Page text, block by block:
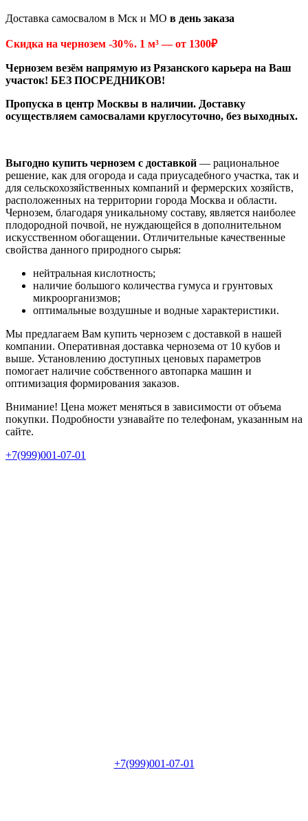
Доставка самосвалом в Мск и МО в день заказа
Скидка на чернозем -30%. 1 м³ — от 1300₽
Чернозем везём напрямую из Рязанского карьера на Ваш
участок! БЕЗ ПОСРЕДНИКОВ!
Пропуска в центр Москвы в наличии. Доставку
осуществляем самосвалами круглосуточно, без выходных.
Выгодно купить чернозем с доставкой — рациональное
решение, как для огорода и сада приусадебного участка, так и
для сельскохозяйственных компаний и фермерских хозяйств,
расположенных на территории города Москва и области.
Чернозем, благодаря уникальному составу, является наиболее
плодородной почвой, не нуждающейся в дополнительном
искусственном обогащении. Отличительные качественные
свойства данного природного сырья:
нейтральная кислотность;
наличие большого количества гумуса и грунтовых
микроорганизмов;
оптимальные воздушные и водные характеристики.
Мы предлагаем Вам купить чернозем с доставкой в нашей
компании. Оперативная доставка чернозема от 10 кубов и
выше. Установлению доступных ценовых параметров
помогает наличие собственного автопарка машин и
оптимизация формирования заказов.
Внимание! Цена может меняться в зависимости от объема
покупки. Подробности узнавайте по телефонам, указанным на
сайте.
+7(999)001-07-01
+7(999)001-07-01